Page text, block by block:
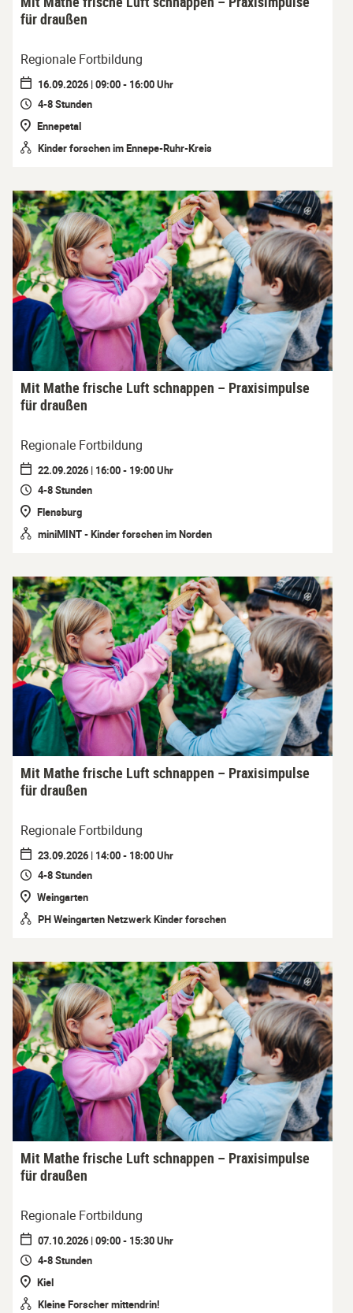
für draußen
Regionale Fortbildung
16.09.2026 | 09:00 - 16:00 Uhr
4-8 Stunden
Ennepetal
Kinder forschen im Ennepe-Ruhr-Kreis
Mit Mathe frische Luft schnappen – Praxisimpulse
für draußen
Regionale Fortbildung
22.09.2026 | 16:00 - 19:00 Uhr
4-8 Stunden
Flensburg
miniMINT - Kinder forschen im Norden
Mit Mathe frische Luft schnappen – Praxisimpulse
für draußen
Regionale Fortbildung
23.09.2026 | 14:00 - 18:00 Uhr
4-8 Stunden
Weingarten
PH Weingarten Netzwerk Kinder forschen
Mit Mathe frische Luft schnappen – Praxisimpulse
für draußen
Regionale Fortbildung
07.10.2026 | 09:00 - 15:30 Uhr
4-8 Stunden
Kiel
Kleine Forscher mittendrin!